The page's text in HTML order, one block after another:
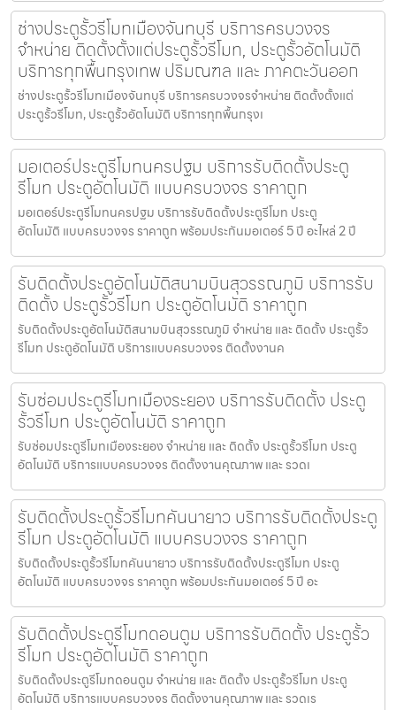
ช่างประตูรั้วรีโมทเมืองจันทบุรี บริการครบวงจร
จำหน่าย ติดตั้งตั้งแต่ประตูรั้วรีโมท, ประตูรั้วอัตโนมัติ
บริการทุกพื้นกรุงเทพ ปริมณฑล และ ภาคตะวันออก
ช่างประตูรั้วรีโมทเมืองจันทบุรี บริการครบวงจรจำหน่าย ติดตั้งตั้งแต่
ประตูรั้วรีโมท, ประตูรั้วอัตโนมัติ บริการทุกพื้นกรุงเ
มอเตอร์ประตูรีโมทนครปฐม บริการรับติดตั้งประตู
รีโมท ประตูอัตโนมัติ แบบครบวงจร ราคาถูก
มอเตอร์ประตูรีโมทนครปฐม บริการรับติดตั้งประตูรีโมท ประตู
อัตโนมัติ แบบครบวงจร ราคาถูก พร้อมประกันมอเตอร์ 5 ปี อะไหล่ 2 ปี
รับติดตั้งประตูอัตโนมัติสนามบินสุวรรณภูมิ บริการรับ
ติดตั้ง ประตูรั้วรีโมท ประตูอัตโนมัติ ราคาถูก
รับติดตั้งประตูอัตโนมัติสนามบินสุวรรณภูมิ จำหน่าย และ ติดตั้ง ประตูรั้ว
รีโมท ประตูอัตโนมัติ บริการแบบครบวงจร ติดตั้งงานค
รับซ่อมประตูรีโมทเมืองระยอง บริการรับติดตั้ง ประตู
รั้วรีโมท ประตูอัตโนมัติ ราคาถูก
รับซ่อมประตูรีโมทเมืองระยอง จำหน่าย และ ติดตั้ง ประตูรั้วรีโมท ประตู
อัตโนมัติ บริการแบบครบวงจร ติดตั้งงานคุณภาพ และ รวดเ
รับติดตั้งประตูรั้วรีโมทคันนายาว บริการรับติดตั้งประตู
รีโมท ประตูอัตโนมัติ แบบครบวงจร ราคาถูก
รับติดตั้งประตูรั้วรีโมทคันนายาว บริการรับติดตั้งประตูรีโมท ประตู
อัตโนมัติ แบบครบวงจร ราคาถูก พร้อมประกันมอเตอร์ 5 ปี อะ
รับติดตั้งประตูรีโมทดอนตูม บริการรับติดตั้ง ประตูรั้ว
รีโมท ประตูอัตโนมัติ ราคาถูก
รับติดตั้งประตูรีโมทดอนตูม จำหน่าย และ ติดตั้ง ประตูรั้วรีโมท ประตู
อัตโนมัติ บริการแบบครบวงจร ติดตั้งงานคุณภาพ และ รวดเร